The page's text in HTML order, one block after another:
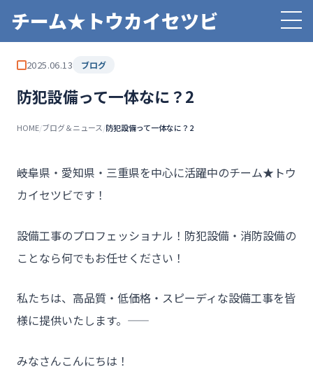
チーム★トウカイセツビ
2025.06.13 ブログ
防犯設備って一体なに？2
HOME/ブログ＆ニュース/防犯設備って一体なに？2
――岐阜県・愛知県・三重県を中心に活躍中のチーム★トウ
カイセツビです！
設備工事のプロフェッショナル！防犯設備・消防設備の
ことなら何でもお任せください！
私たちは、高品質・低価格・スピーディな設備工事を皆
様に提供いたします。――
みなさんこんにちは！